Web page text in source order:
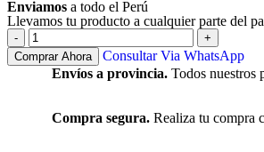
Enviamos a todo el Perú
Llevamos tu producto a cualquier parte del
Comprar Ahora
Consultar Via WhatsApp
Envíos a provincia. Todos nuestros
Compra segura. Realiza tu compra